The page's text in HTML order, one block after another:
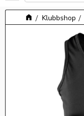
Klubbshop